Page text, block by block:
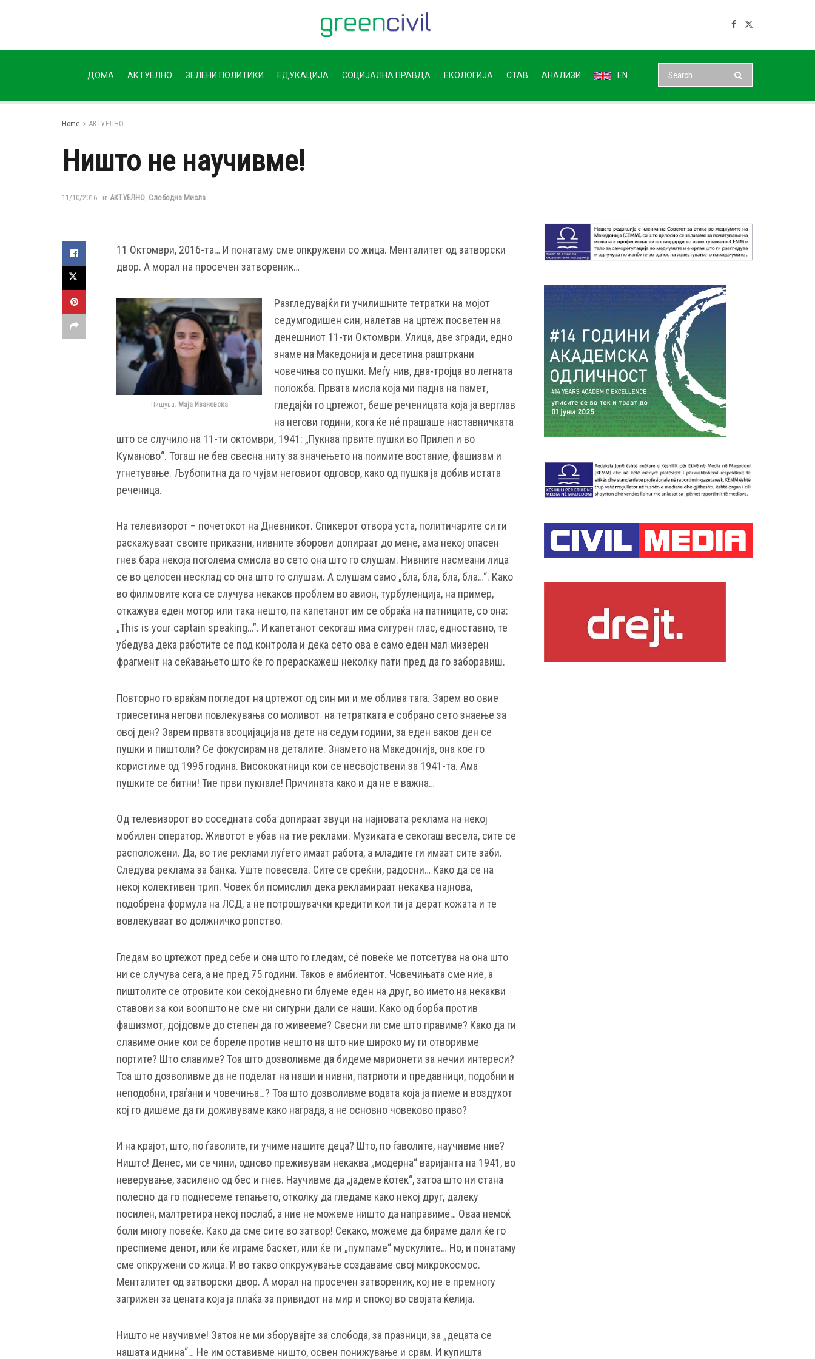
ДОМА АКТУЕЛНО ЗЕЛЕНИ ПОЛИТИКИ ЕДУКАЦИЈА СОЦИЈАЛНА ПРАВДА ЕКОЛОГИЈА СТАВ АНАЛИЗИ EN
Home АКТУЕЛНО
Ништо не научивме!
11/10/2016 in АКТУЕЛНО, Слободна Мисла
11 Октомври, 2016-та… И понатаму сме опкружени со жица. Менталитет од затворски
двор. А морал на просечен затвореник…
Пишува: Маја Ивановска
Разгледувајќи ги училишните тетратки на мојот
седумгодишен син, налетав на цртеж посветен на
денешниот 11-ти Октомври. Улица, две згради, едно
знаме на Македонија и десетина раштркани
човечиња со пушки. Меѓу нив, два-тројца во легната
положба. Првата мисла која ми падна на памет,
гледајќи го цртежот, беше реченицата која ја верглав
на негови години, кога ќе нé прашаше наставничката
што се случило на 11-ти октомври, 1941: „Пукнаа првите пушки во Прилеп и во
Куманово“. Тогаш не бев свесна ниту за значењето на поимите востание, фашизам и
угнетување. Љубопитна да го чујам неговиот одговор, како од пушка ја добив истата
реченица.
На телевизорот – почетокот на Дневникот. Спикерот отвора уста, политичарите си ги
раскажуваат своите приказни, нивните зборови допираат до мене, ама некој опасен
гнев бара некоја поголема смисла во сето она што го слушам. Нивните насмеани лица
се во целосен несклад со она што го слушам. А слушам само „бла, бла, бла, бла…“. Како
во филмовите кога се случува некаков проблем во авион, турбуленција, на пример,
откажува еден мотор или така нешто, па капетанот им се обраќа на патниците, со она:
„This is your captain speaking…”. И капетанот секогаш има сигурен глас, едноставно, те
убедува дека работите се под контрола и дека сето ова е само еден мал мизерен
фрагмент на сеќавањето што ќе го прераскажеш неколку пати пред да го заборавиш.
Повторно го враќам погледот на цртежот од син ми и ме облива тага. Зарем во овие
триесетина негови повлекувања со моливот на тетратката е собрано сето знаење за
овој ден? Зарем првата асоцијација на дете на седум години, за еден ваков ден се
пушки и пиштоли? Се фокусирам на деталите. Знамето на Македонија, она кое го
користиме од 1995 година. Висококатници кои се несвојствени за 1941-та. Ама
пушките се битни! Тие први пукнале! Причината како и да не е важна…
Од телевизорот во соседната соба допираат звуци на најновата реклама на некој
мобилен оператор. Животот е убав на тие реклами. Музиката е секогаш весела, сите се
расположени. Да, во тие реклами луѓето имаат работа, а младите ги имаат сите заби.
Следува реклама за банка. Уште повесела. Сите се среќни, радосни… Како да се на
некој колективен трип. Човек би помислил дека рекламираат некаква најнова,
подобрена формула на ЛСД, а не потрошувачки кредити кои ти ја дерат кожата и те
вовлекуваат во должничко ропство.
Гледам во цртежот пред себе и она што го гледам, сé повеќе ме потсетува на она што
ни се случува сега, а не пред 75 години. Таков е амбиентот. Човечињата сме ние, а
пиштолите се отровите кои секојдневно ги блуеме еден на друг, во името на некакви
ставови за кои воопшто не сме ни сигурни дали се наши. Како од борба против
фашизмот, дојдовме до степен да го живееме? Свесни ли сме што правиме? Како да ги
славиме оние кои се бореле против нешто на што ние широко му ги отворивме
портите? Што славиме? Тоа што дозволивме да бидеме марионети за нечии интереси?
Тоа што дозволивме да не поделат на наши и нивни, патриоти и предавници, подобни и
неподобни, граѓани и човечиња…? Тоа што дозволивме водата која ја пиеме и воздухот
кој го дишеме да ги доживуваме како награда, а не основно човеково право?
И на крајот, што, по ѓаволите, ги учиме нашите деца? Што, по ѓаволите, научивме ние?
Ништо! Денес, ми се чини, одново преживувам некаква „модерна“ варијанта на 1941, во
неверување, засилено од бес и гнев. Научивме да „јадеме ќотек“, затоа што ни стана
полесно да го поднесеме тепањето, отколку да гледаме како некој друг, далеку
посилен, малтретира некој послаб, а ние не можеме ништо да направиме… Оваа немоќ
боли многу повеќе. Како да сме сите во затвор! Секако, можеме да бираме дали ќе го
преспиеме денот, или ќе играме баскет, или ќе ги „пумпаме“ мускулите… Но, и понатаму
сме опкружени со жица. И во такво опкружување создаваме свој микрокосмос.
Менталитет од затворски двор. А морал на просечен затвореник, кој не е премногу
загрижен за цената која ја плаќа за привидот на мир и спокој во својата ќелија.
Ништо не научивме! Затоа не ми зборувајте за слобода, за празници, за „децата се
нашата иднина“… Не им оставивме ништо, освен понижување и срам. И купишта